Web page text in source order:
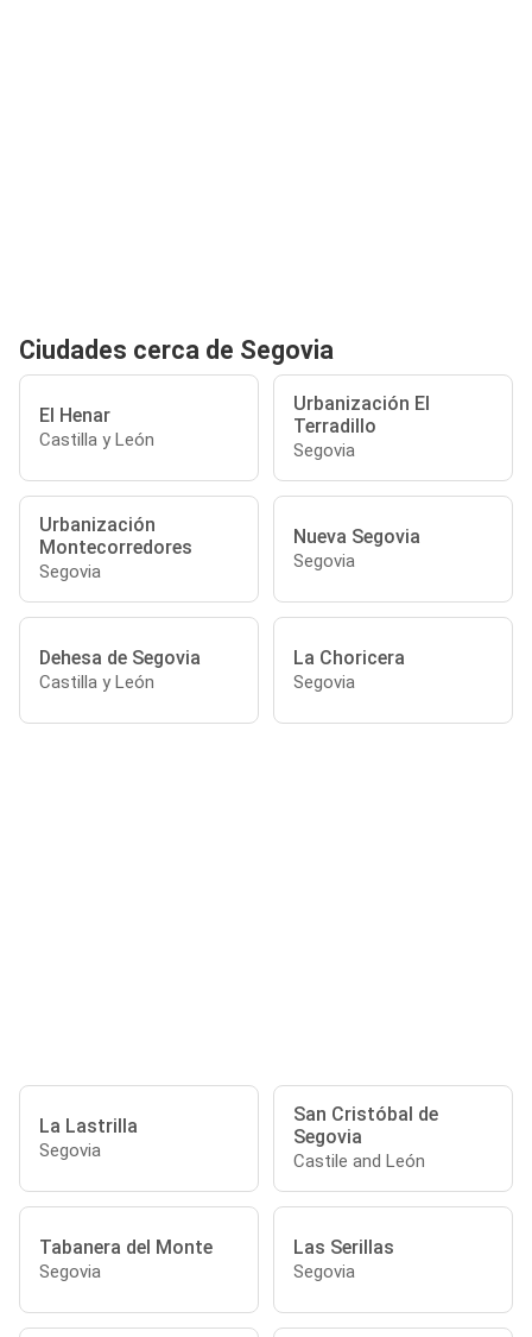
Ciudades cerca de Segovia
El Henar
Castilla y León
Urbanización El
Terradillo
Segovia
Urbanización
Montecorredores
Segovia
Nueva Segovia
Segovia
Dehesa de Segovia
Castilla y León
La Choricera
Segovia
La Lastrilla
Segovia
San Cristóbal de
Segovia
Castile and León
Tabanera del Monte
Segovia
Las Serillas
Segovia